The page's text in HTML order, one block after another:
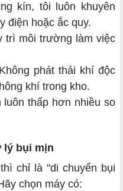
kín, tôi luôn khuyên
điện hoặc ắc quy.
trì môi trường làm việc
Không phát thải khí độc
khí trong kho.
luôn thấp hơn nhiều so
lý bụi mịn
chỉ là "di chuyển bụi
chọn máy có: